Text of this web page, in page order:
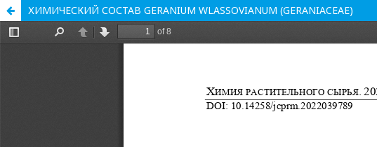
ХИМИЧЕСКИЙ СОСТАВ GERANIUM WLASSOVIANUM (GERANIACEAE)